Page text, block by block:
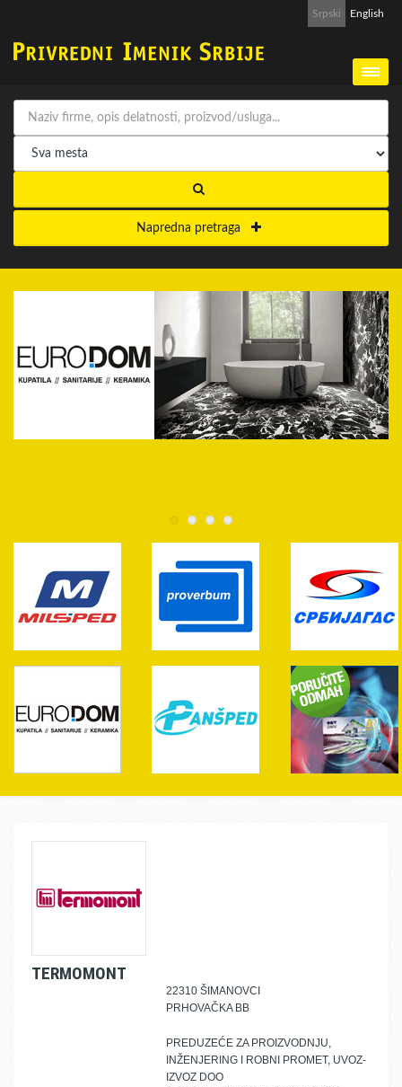
Srpski English
Napredna pretraga
TERMOMONT
22310 ŠIMANOVCI
PRHOVAČKA BB
PREDUZEĆE ZA PROIZVODNJU,
INŽENJERING I ROBNI PROMET, UVOZ-
IZVOZ DOO